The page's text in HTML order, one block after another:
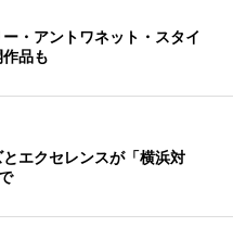
・アントワネット・スタイ
品も
エクセレンスが「横浜対